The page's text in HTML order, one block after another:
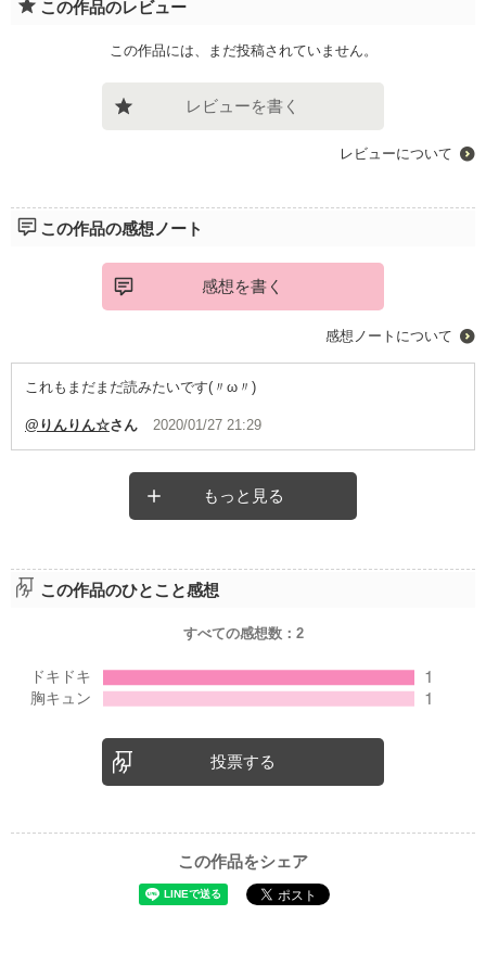
この作品のレビュー
この作品には、まだ投稿されていません。
レビューを書く
レビューについて
この作品の感想ノート
感想を書く
感想ノートについて
これもまだまだ読みたいです(〃ω〃)
@りんりん☆さん 2020/01/27 21:29
もっと見る
この作品のひとこと感想
すべての感想数： 2
投票する
この作品をシェア